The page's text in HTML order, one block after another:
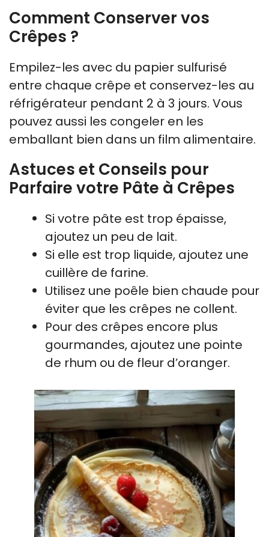
Comment Conserver vos
Crêpes ?
Empilez-les avec du papier sulfurisé
entre chaque crêpe et conservez-les au
réfrigérateur pendant 2 à 3 jours. Vous
pouvez aussi les congeler en les
emballant bien dans un film alimentaire.
Astuces et Conseils pour
Parfaire votre Pâte à Crêpes
Si votre pâte est trop épaisse,
ajoutez un peu de lait.
Si elle est trop liquide, ajoutez une
cuillère de farine.
Utilisez une poêle bien chaude pour
éviter que les crêpes ne collent.
Pour des crêpes encore plus
gourmandes, ajoutez une pointe
de rhum ou de fleur d’oranger.